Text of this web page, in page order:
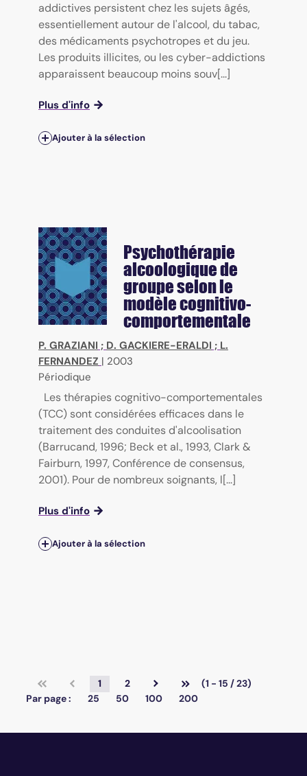
addictives persistent chez les sujets âgés,
essentiellement autour de l'alcool, du tabac,
des médicaments psychotropes et du jeu.
Les produits illicites, ou les cyber-addictions
apparaissent beaucoup moins souv[...]
Plus d'info
Ajouter à la sélection
Psychothérapie
alcoologique de
groupe selon le
modèle cognitivo-
comportementale
P. GRAZIANI ; D. GACKIERE-ERALDI ; L.
FERNANDEZ | 2003
Périodique
Les thérapies cognitivo-comportementales
(TCC) sont considérées efficaces dans le
traitement des conduites d'alcoolisation
(Barrucand, 1996; Beck et al., 1993, Clark &
Fairburn, 1997, Conférence de consensus,
2001). Pour de nombreux soignants, l[...]
Plus d'info
Ajouter à la sélection
1 2
(1 - 15 / 23)
Par page :
25 50 100 200